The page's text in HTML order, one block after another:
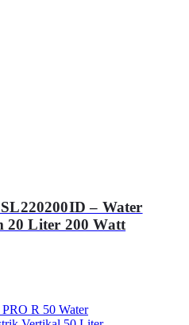
– Water
20 Liter 200 Watt